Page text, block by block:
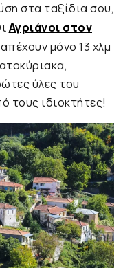
στα ταξίδια σου,
Αγριάνοι στον
μόνο 13 χλμ
ύλες του
τους ιδιοκτήτες!